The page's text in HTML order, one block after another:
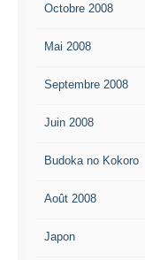
Octobre 2008
Mai 2008
Septembre 2008
Juin 2008
Budoka no Kokoro
Août 2008
Japon